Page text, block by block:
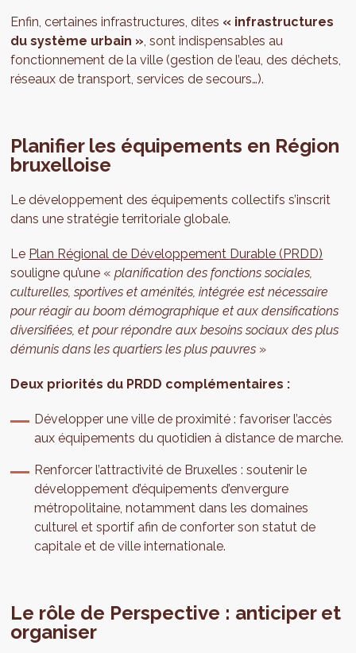
Enfin, certaines infrastructures, dites « infrastructures
du système urbain », sont indispensables au
fonctionnement de la ville (gestion de l’eau, des déchets,
réseaux de transport, services de secours…).
Planifier les équipements en Région
bruxelloise
Le développement des équipements collectifs s’inscrit
dans une stratégie territoriale globale.
Le Plan Régional de Développement Durable (PRDD)
souligne qu’une «planification des fonctions sociales,
culturelles, sportives et aménités, intégrée est nécessaire
pour réagir au boom démographique et aux densifications
diversifiées, et pour répondre aux besoins sociaux des plus
démunis dans les quartiers les plus pauvres »
Deux priorités du PRDD complémentaires :
Développer une ville de proximité : favoriser l’accès
aux équipements du quotidien à distance de marche.
Renforcer l’attractivité de Bruxelles : soutenir le
développement d’équipements d’envergure
métropolitaine, notamment dans les domaines
culturel et sportif afin de conforter son statut de
capitale et de ville internationale.
Le rôle de Perspective : anticiper et
organiser